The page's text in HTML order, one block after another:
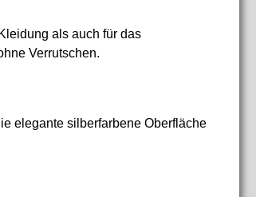
als auch für das
Verrutschen.
elegante silberfarbene Oberfläche